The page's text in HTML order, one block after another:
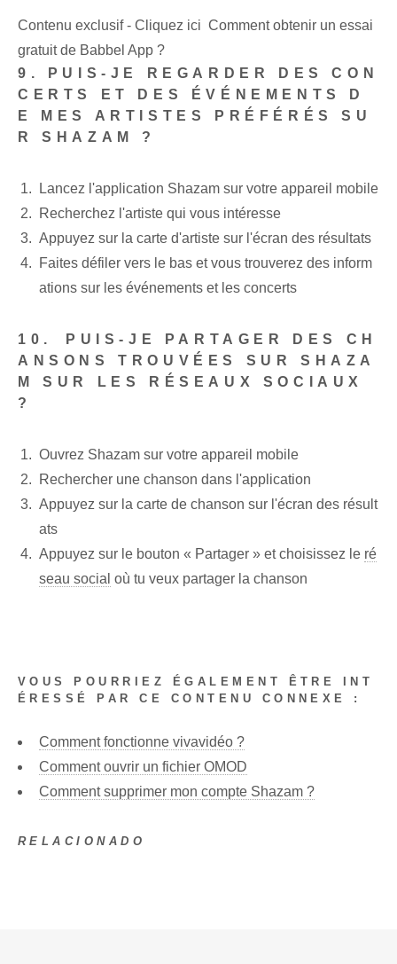
Contenu exclusif - Cliquez ici Comment obtenir un essai
gratuit de Babbel App ?
9. PUIS-JE REGARDER DES CON
CERTS ET DES ÉVÉNEMENTS D
E MES ARTISTES PRÉFÉRÉS SU
R SHAZAM ?
Lancez l'application Shazam sur votre appareil mobile
Recherchez l'artiste qui vous intéresse
Appuyez sur la carte d'artiste sur l'écran des résultats
Faites défiler vers le bas et vous trouverez des inform
ations sur les événements et les concerts
10.⁣ PUIS-JE PARTAGER DES CH
ANSONS TROUVÉES SUR SHAZA
M SUR LES RÉSEAUX SOCIAUX
?
Ouvrez Shazam sur votre appareil mobile
Rechercher une chanson dans l'application
Appuyez sur la carte de chanson sur l'écran des résult
ats
Appuyez sur le bouton « Partager » et choisissez le ré
seau social où tu veux partager la chanson
VOUS POURRIEZ ÉGALEMENT ÊTRE INT
ÉRESSÉ PAR CE CONTENU CONNEXE :
Comment fonctionne vivavidéo ?
Comment ouvrir un fichier OMOD
Comment supprimer mon compte Shazam ?
RELACIONADO